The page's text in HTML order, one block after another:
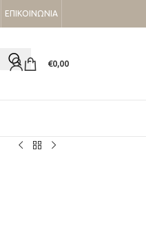
ΕΠΙΚΟΙΝΩΝΙΑ
€0,00